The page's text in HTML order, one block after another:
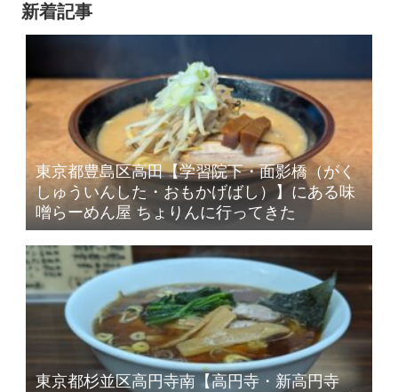
新着記事
東京都豊島区高田【学習院下・面影橋（がく
しゅういんした・おもかげばし）】にある味
噌らーめん屋 ちょりんに行ってきた
東京都杉並区高円寺南【高円寺・新高円寺